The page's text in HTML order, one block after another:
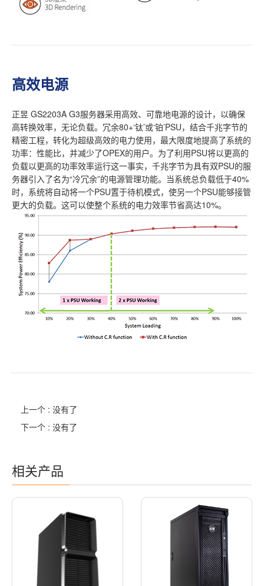
高效电源
正昱 GS2203A G3服务器采用高效、可靠地电源的设计，以确保
高转换效率，无论负载。冗余80+‘钛’或‘铂’PSU，结合千兆字节的
精密工程，转化为超级高效的电力使用，最大限度地提高了系统的
功率：性能比，并减少了OPEX的用户。为了利用PSU将以更高的
负载以更高的功率效率运行这一事实，千兆字节为具有双PSU的服
务器引入了名为“冷冗余”的电源管理功能。当系统总负载低于40%
时，系统将自动将一个PSU置于待机模式，使另一个PSU能够接管
更大的负载。这可以使整个系统的电力效率节省高达10%。
上一个 : 没有了
下一个 : 没有了
相关产品